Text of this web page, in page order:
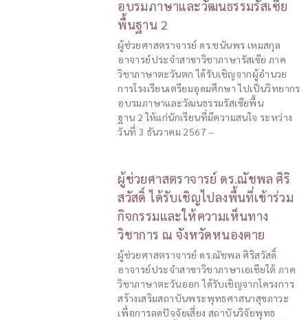
อบรมภาษาและวัฒนธรรมรัสเซีย
พื้นฐาน 2
ผู้ช่วยศาสตราจารย์ ดร.ชนันพร เหมสกุล
อาจารย์ประจำสาขาวิชาภาษารัสเซีย ภาค
วิชาภาษาตะวันตก ได้รับเชิญจากผู้อำนวย
การโรงเรียนเตรียมอุดมศึกษา ไปเป็นวิทยากร
อบรมภาษาและวัฒนธรรมรัสเซียพื้น
ฐาน 2 ให้แก่นักเรียนที่มีความสนใจ ระหว่าง
วันที่ 3 ธันวาคม 2567 –
ผู้ช่วยศาสตราจารย์ ดร.ณัชพล ศิริ
สวัสดิ์ ได้รับเชิญไปลงพื้นที่เข้าร่วม
กิจกรรมและให้ความเห็นทาง
วิชาการ ณ จังหวัดหนองคาย
ผู้ช่วยศาสตราจารย์ ดร.ณัชพล ศิริสวัสดิ์
อาจารย์ประจำสาขาวิชาภาษาเอเชียใต้ ภาค
วิชาภาษาตะวันออก ได้รับเชิญจากโครงการ
สร้างเสริมสถาบันพระพุทธศาสนาสุขภาวะ
เพื่อการลดปัจจัยเสี่ยง สถาบันวิจัยพุทธ